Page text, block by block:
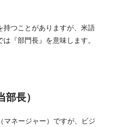
持つことがありますが、米語
『部門長』を意味します。
長）
マネージャー）ですが、ビジ